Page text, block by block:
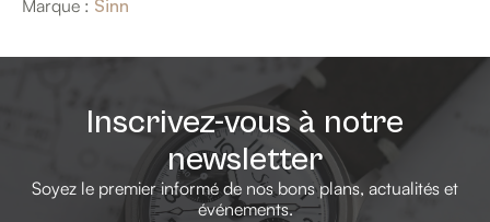
Marque : Sinn
Inscrivez-vous à notre
newsletter
Soyez le premier informé de nos bons plans, actualités et
événements.